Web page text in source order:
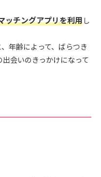
ッチングアプリを利用し
年齢によって、ばらつき
会いのきっかけになって